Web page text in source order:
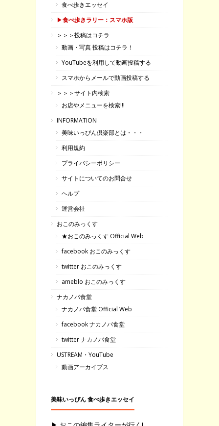
食べ歩きエッセイ
▶食べ歩きラリー：スマホ版
＞＞＞投稿はコチラ
動画・写真 投稿はコチラ！
YouTubeを利用して動画投稿する
スマホからメールで動画投稿する
＞＞＞サイト内検索
お店やメニューを検索!!!
INFORMATION
美味いっぴん倶楽部とは・・・
利用規約
プライバシーポリシー
サイトについてのお問合せ
ヘルプ
運営会社
おこのみっくす
★おこのみっくす Official Web
facebook おこのみっくす
twitter おこのみっくす
ameblo おこのみっくす
ナカノバ食堂
ナカノバ食堂 Official Web
facebook ナカノバ食堂
twitter ナカノバ食堂
USTREAM・YouTube
動画アーカイブス
美味いっぴん 食べ歩きエッセイ